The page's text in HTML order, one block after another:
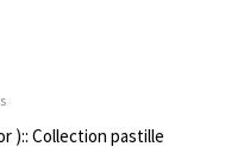
):: Collection pastille